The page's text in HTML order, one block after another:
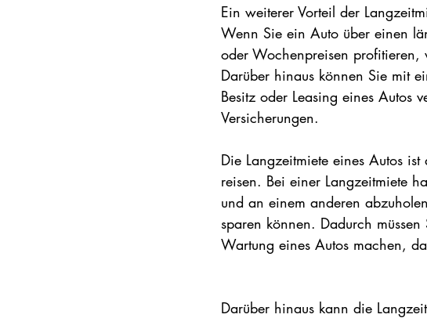
Ein weiterer Vorteil der
Wenn Sie ein Auto über einen
oder Wochenpreisen profitieren,
Darüber hinaus können Sie mit
Besitz oder Leasing eines Autos
Versicherungen.
Die Langzeitmiete eines Autos
reisen. Bei einer Langzeitmiete
und an einem anderen
sparen können. Dadurch
Wartung eines Autos machen,
Darüber hinaus kann die